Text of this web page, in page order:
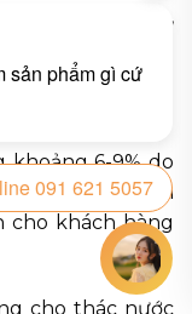
lượng nhẹ,
65 triệu đồng.
2026 có tăng
khoảng 6-9% do
nhiên Đá Cảnh
cho khách hàng
cho thác nước